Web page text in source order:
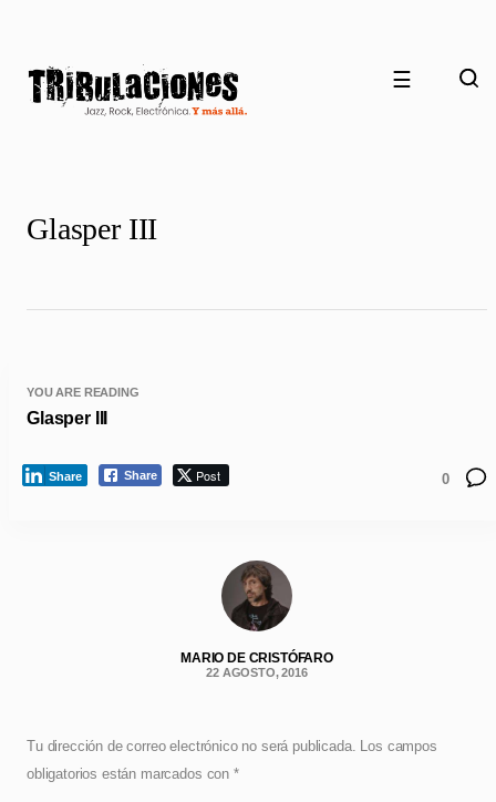
☰
Glasper III
YOU ARE READING
Glasper III
Share Post
Share 0
MARIO DE CRISTÓFARO
22 AGOSTO, 2016
Tu dirección de correo electrónico no será publicada. Los campos
obligatorios están marcados con *